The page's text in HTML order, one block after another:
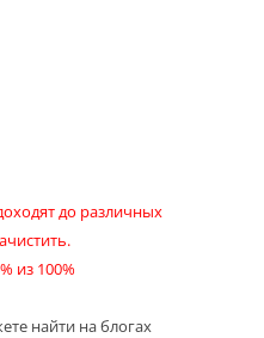
до различных
из 100%
найти на блогах